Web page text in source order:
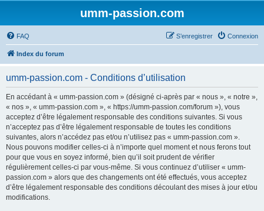
umm-passion.com
FAQ Connexion
S’enregistrer
Index du forum
umm-passion.com - Conditions d’utilisation
En accédant à « umm-passion.com » (désigné ci-après par « nous », « notre »,
« nos », « umm-passion.com », « https://umm-passion.com/forum »), vous
acceptez d’être légalement responsable des conditions suivantes. Si vous
n’acceptez pas d’être légalement responsable de toutes les conditions
suivantes, alors n’accédez pas et/ou n’utilisez pas « umm-passion.com ».
Nous pouvons modifier celles-ci à n’importe quel moment et nous ferons tout
pour que vous en soyez informé, bien qu’il soit prudent de vérifier
régulièrement celles-ci par vous-même. Si vous continuez d’utiliser « umm-
passion.com » alors que des changements ont été effectués, vous acceptez
d’être légalement responsable des conditions découlant des mises à jour et/ou
modifications.